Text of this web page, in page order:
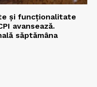
și funcționalitate
avansează.
săptămâna